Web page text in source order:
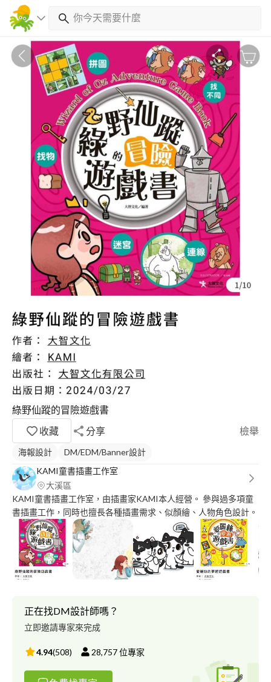
綠野仙蹤的冒險遊戲書
收藏
分享 檢舉
海報設計
DM/EDM/Banner設計
KAMI童書插畫工作室
大溪區
KAMI童書插畫工作室，由插畫家KAMI本人經營。 參與過多項童
書插畫工作，同時也擅長各種插畫需求、似顏繪、人物角色設計。
正在找DM設計師嗎？
立即邀請專家來完成
4.94(508) 28,757位專家